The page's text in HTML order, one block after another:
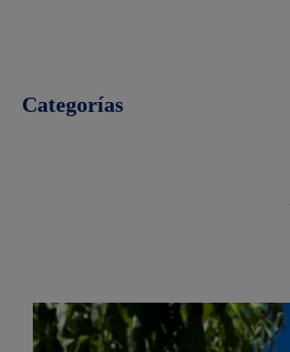
Categorías